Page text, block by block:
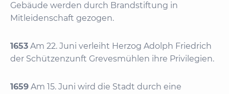
Gebäude werden durch Brandstiftung in
Mitleidenschaft gezogen.
1653 Am 22. Juni verleiht Herzog Adolph Friedrich
der Schützenzunft Grevesmühlen ihre Privilegien.
1659 Am 15. Juni wird die Stadt durch eine